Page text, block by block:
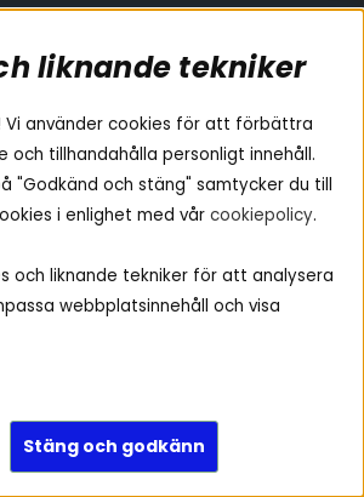
bil
Följ oss
Instagram
Facebook
Youtube
© 2026 - BRL Electronics
liknande tekniker
Vi använder cookies för att förbättra
och tillhandahålla personligt innehåll.
"Godkänd och stäng" samtycker du till
i enlighet med vår cookiepolicy.
och liknande tekniker för att analysera
webbplatsinnehåll och visa
Stäng och godkänn